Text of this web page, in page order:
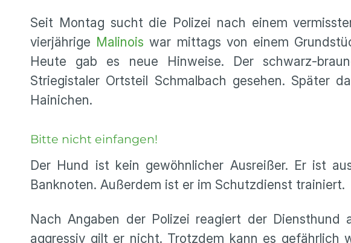
Seit Montag sucht die Polizei nach einem
vierjährige Malinoiswar mittags von einem
Heute gab es neue Hinweise. Der schwarz-
Striegistaler Ortsteil Schmalbach gesehen. Später
Hainichen.
Bitte nicht einfangen!
Der Hund ist kein gewöhnlicher Ausreißer. Er ist
Banknoten. Außerdem ist er im Schutzdienst trainiert.
Nach Angaben der Polizei reagiert der
aggressiv gilt er nicht. Trotzdem kann es gefährlich